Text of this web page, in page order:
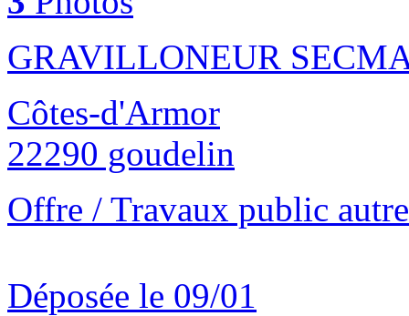
GRAVILLONEUR
Côtes-d'Armor
22290 goudelin
Offre / Travaux public autre
Déposée le 09/01